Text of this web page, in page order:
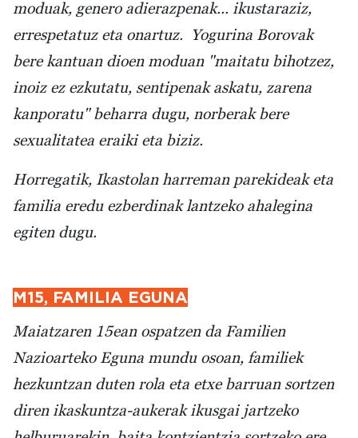
moduak, genero adierazpenak... ikustaraziz,
errespetatuz eta onartuz. Yogurina Borovak
bere kantuan dioen moduan "maitatu bihotzez,
inoiz ez ezkutatu, sentipenak askatu, zarena
kanporatu" beharra dugu, norberak bere
sexualitatea eraiki eta biziz.
Horregatik, Ikastolan harreman parekideak eta
familia eredu ezberdinak lantzeko ahalegina
egiten dugu.
M15, FAMILIA EGUNA
Maiatzaren 15ean ospatzen da Familien
Nazioarteko Eguna mundu osoan, familiek
hezkuntzan duten rola eta etxe barruan sortzen
diren ikaskuntza-aukerak ikusgai jartzeko